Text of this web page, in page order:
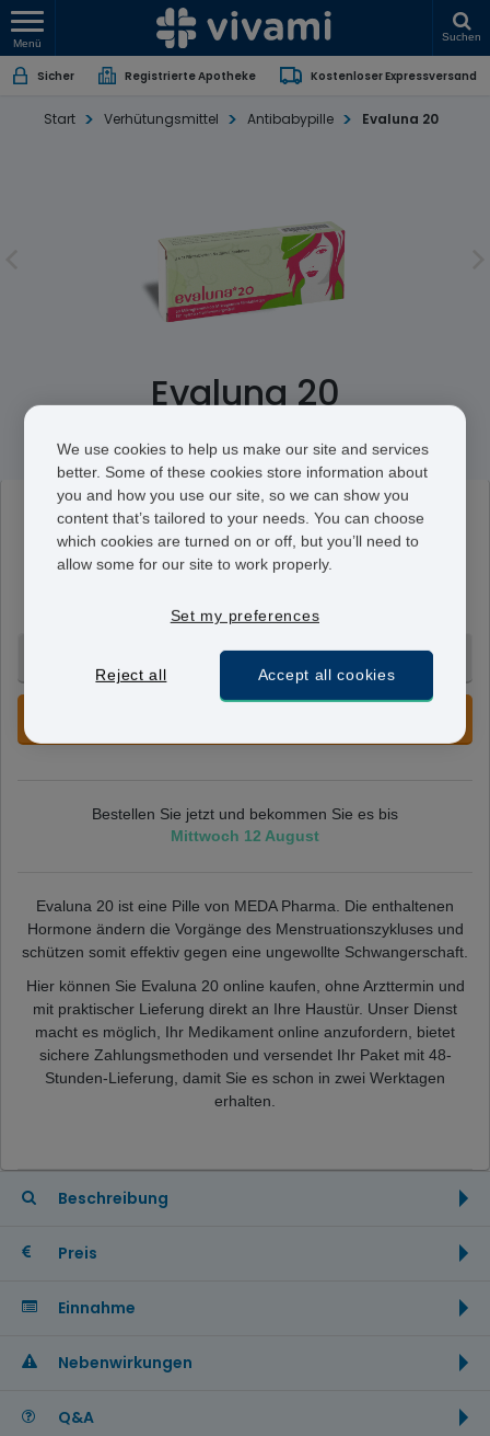
Menü
Suchen
Sicher Registrierte Apotheke Kostenloser Expressversand
Start Verhütungsmittel Antibabypille Evaluna 20
Evaluna 20
Evaluna 20
0,02 mg/0,1 mg
21 gleich dosierte Pillen. Einnahme für 21 Tage, gefolgt
3 Monate - 125,95 €
Bestellen Sie jetzt und bekommen Sie es bis
Mittwoch 12 August
Evaluna 20 ist eine Pille von MEDA Pharma. Die enthaltenen
Hormone ändern die Vorgänge des Menstruationszykluses und
schützen somit effektiv gegen eine ungewollte Schwangerschaft.
Hier können Sie Evaluna 20 online kaufen, ohne Arzttermin und
mit praktischer Lieferung direkt an Ihre Haustür. Unser Dienst
macht es möglich, Ihr Medikament online anzufordern, bietet
sichere Zahlungsmethoden und versendet Ihr Paket mit 48-
Stunden-Lieferung, damit Sie es schon in zwei Werktagen
erhalten.
Beschreibung
Preis
Einnahme
Nebenwirkungen
Q&A
We use cookies to help us make our site and services
better. Some of these cookies store information about
you and how you use our site, so we can show you
content that’s tailored to your needs. You can choose
which cookies are turned on or off, but you’ll need to
allow some for our site to work properly.
Set my preferences
Reject all Accept all cookies